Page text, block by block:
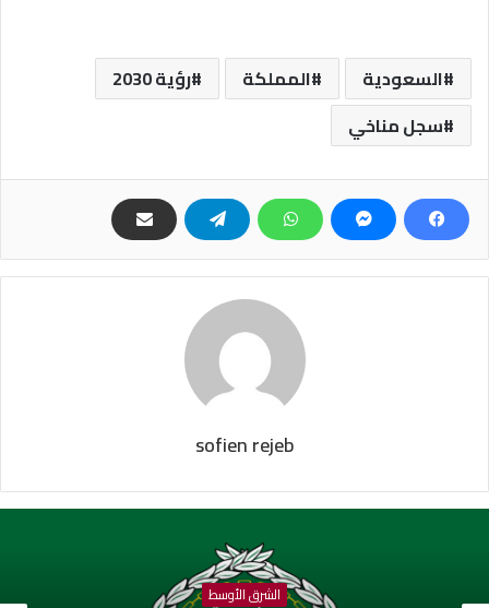
السعودية المملكة
رؤية 2030
سجل مناخي
sofien rejeb
الشرق الأوسط